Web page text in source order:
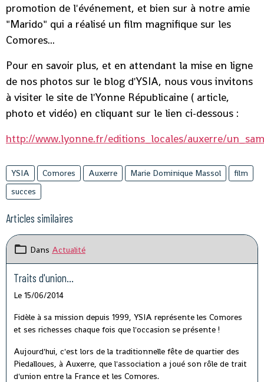
promotion de l'événement, et bien sur à notre amie
"Marido" qui a réalisé un film magnifique sur les
Comores...
Pour en savoir plus, et en attendant la mise en ligne
de nos photos sur le blog d'YSIA, nous vous invitons
à visiter le site de l'Yonne Républicaine ( article,
photo et vidéo) en cliquant sur le lien ci-dessous :
http://www.lyonne.fr/editions_locales/auxerre/
YSIA Comores Auxerre Marie Dominique Massol
film
succes
Articles similaires
Dans Actualité
Traits d'union...
Le 15/06/2014
Fidèle à sa mission depuis 1999, YSIA représente les Comores
et ses richesses chaque fois que l'occasion se présente !
Aujourd'hui, c'est lors de la traditionnelle fête de quartier des
Piedalloues, à Auxerre, que l'association a joué son rôle de trait
d'union entre la France et les Comores.